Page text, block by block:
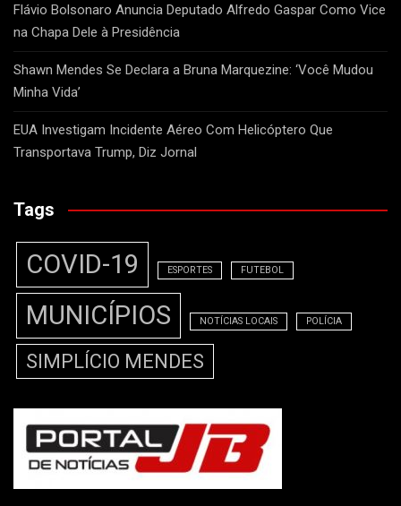
Flávio Bolsonaro Anuncia Deputado Alfredo Gaspar Como Vice
na Chapa Dele à Presidência
Shawn Mendes Se Declara a Bruna Marquezine: ‘Você Mudou
Minha Vida’
EUA Investigam Incidente Aéreo Com Helicóptero Que
Transportava Trump, Diz Jornal
Tags
COVID-19 ESPORTES FUTEBOL
MUNICÍPIOS NOTÍCIAS LOCAIS POLÍCIA
SIMPLÍCIO MENDES